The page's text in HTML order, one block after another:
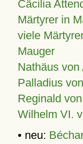
Cäcilia
Märtyrer in
viele
Mauger
Nathäus von
Palladius
Reginald
Wilhelm VI.
• neu: